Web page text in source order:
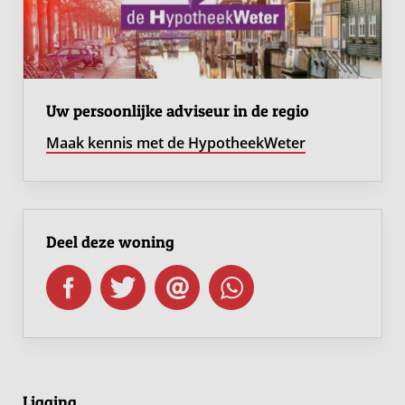
Aantal slaapkamers: 2
Separaat toilet op de verdieping
Afgesloten techniekruimte op zolder
Energieneutrale woning (energielabel A ++++)
Bouwnummers 29 t/m 32 hebben zicht op het
Bouwnummers 53 t/m 56 hebben zicht op het park
Inclusief keuken
Heb je interesse? Maak dan een persoonlijk account
aan en schrijf je in! Heb je al een account? Login op
jouw persoonlijke account en schrijf je direct in via
Uw persoonlijke adviseur in de regio
Maak kennis met de HypotheekWeter
Deel deze woning